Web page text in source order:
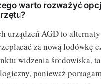
warto rozważyć
urządzeń AGD to
za nową lodówkę
widzenia środowiska,
ponieważ